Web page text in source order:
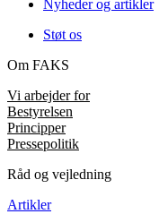
Nyheder og artikler
Støt os
Om FAKS
Vi arbejder for
Bestyrelsen
Principper
Pressepolitik
Råd og vejledning
Artikler